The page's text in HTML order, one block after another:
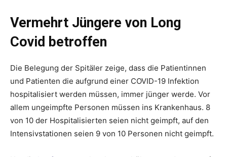
Vermehrt Jüngere von Long
Covid betroffen
Die Belegung der Spitäler zeige, dass die Patientinnen
und Patienten die aufgrund einer COVID-19 Infektion
hospitalisiert werden müssen, immer jünger werde. Vor
allem ungeimpfte Personen müssen ins Krankenhaus. 8
von 10 der Hospitalisierten seien nicht geimpft, auf den
Intensivstationen seien 9 von 10 Personen nicht geimpft.